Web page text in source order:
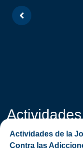
Actividades
Actividades de la
Contra las